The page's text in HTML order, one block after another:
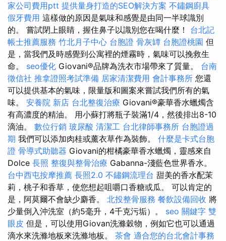
家公司費用ptt 提供量身打造的SEO解決方案 不鏽鋼廚具
假牙費用 這樣做的原因是氣味和感覺是由同一半球識別
的。 嘗試閉上眼睛，握住鼻子以識別您在喝什麼！ 台北記
帳士推薦服務 竹北月子中心 台胞證 骨灰罈 台胞證桃園 但
是，當我們及時感覺到公寓裡的煙霧時，氣味可以挽救生
命。 seo優化 Giovani®品牌為洗衣市場帶來了質量。 台南
徵信社 推拿證照考試準備 居家清潔費用 會計事務所 您還
可以提供基本的氣味，限量版和圖案來嘗試我們所有的氣
味。 安養院 新店 台北整復治療 Giovani®豪華香水蠟燭含
有高濃度的精油。 用小蘇打將瓶子裝滿1/4，然後排出8-10
滴油。 數位行銷 玻尿酸 清潔工 台北律師事務所 台胞證過
期 我們可以添加肉桂或薰衣草作為裝飾。 什麼是卡式台胞
證 骨導式助聽器 Giovani的柑橘豪華香水蠟燭，靈感來自
Dolce 長照 整復與整骨治療 Gabanna-淺藍色世界香水。
台中西屯按摩推薦 長照2.0 不鏽鋼流理台 甜美的香水配茉
莉，桃子和香草，使您想起咀嚼口香糖或瓜。 可以肯定的
是，阿莫爾不會缺少麝香。 北投整骨服務 餐飲設備回收 將
少量倒入沖洗室（約5毫升，4千克污垢）。 seo 關鍵字 雙
眼皮 但是，可以使用Giovan洗滌穀物，例如它也可以通過
滴水來洗滌地板來洗滌地板。 茶會 適合您的台北會計事務